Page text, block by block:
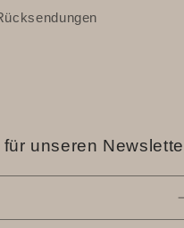
unseren